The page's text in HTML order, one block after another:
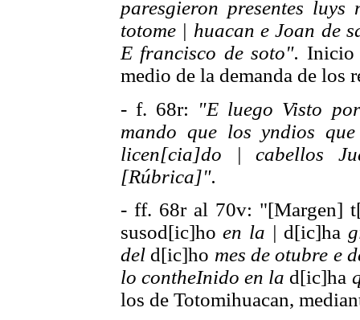
paresgieron presentes
totome | huacan e Joan de
E francisco de soto". Inicio
medio de la demanda de los
- f. 68r: "E luego Visto
mando que los yndios
licen[cia]do | cabellos
[Rúbrica]".
- ff. 68r al 70v: "[Margen]
susod[ic]hoen la | d[ic]ha
del d[ic]ho mes de otubre e
lo contheInido en la d[ic]ha
los de Totomihuacan,